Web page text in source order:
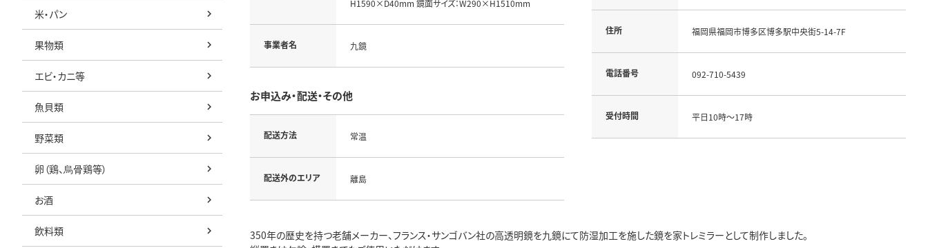
米・パン
果物類
エビ・カニ等
魚貝類
野菜類
卵（鶏、烏骨鶏等）
お酒
飲料類
H1590×D40mm 鏡面サイズ：W290×H1510mm
事業者名 九鏡
お申込み・配送・その他
配送方法 常温
配送外のエリア 離島
住所 福岡県福岡市博多区博多駅中央街5-14-7F
電話番号 092-710-5439
受付時間 平日10時～17時
350年の歴史を持つ老舗メーカー、フランス・サンゴバン社の高透明鏡を九鏡にて防湿加工を施した鏡を家トレミラーとして制作しました。